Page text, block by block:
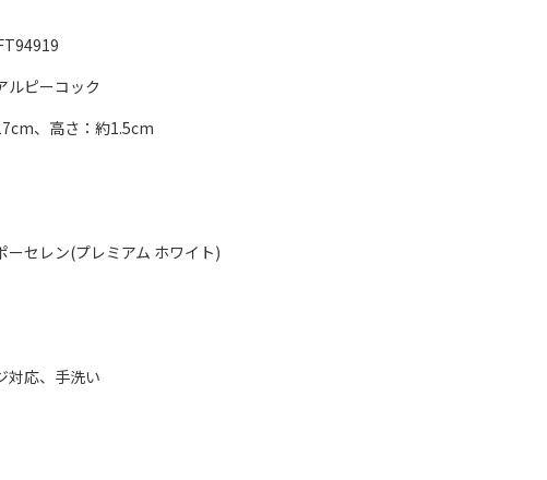
ルピーコック
、高さ：約1.5cm
ーセレン(プレミアム ホワイト)
対応、手洗い